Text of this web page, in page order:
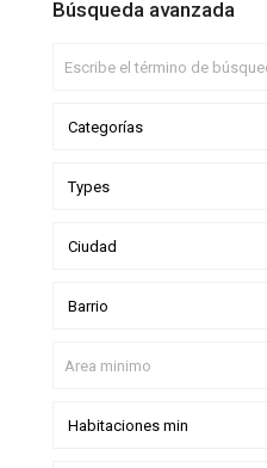
Búsqueda avanzada
Categorías
Types
Ciudad
Barrio
Habitaciones min